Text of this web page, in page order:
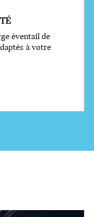
éventail de
à votre